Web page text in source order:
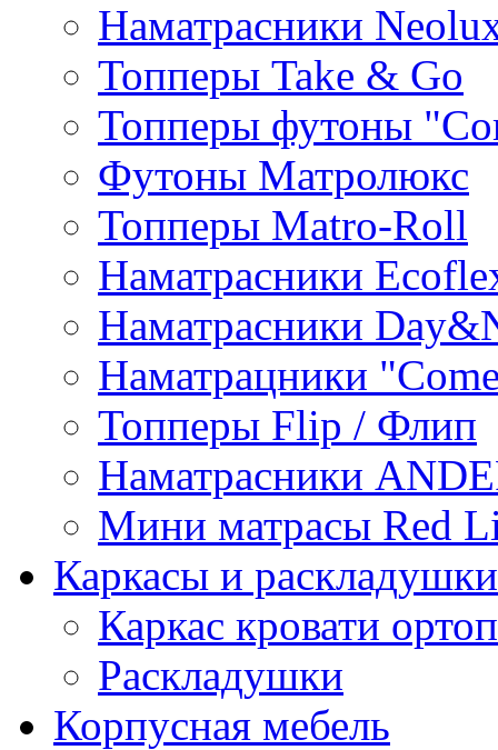
Наматрасники
Топперы Take & Go
Топперы футоны
Футоны Матролюкс
Топперы Matro-Roll
Наматрасники
Наматрасники
Наматрацники
Топперы Flip / Флип
Наматрасники
Мини матрасы Red
Каркасы и раскладушки
Каркас кровати
Раскладушки
Корпусная мебель